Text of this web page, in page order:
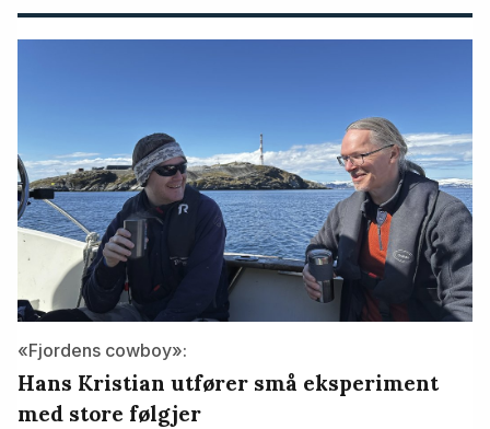
«Fjordens cowboy»:
Hans Kristian utfører små eksperiment
med store følgjer